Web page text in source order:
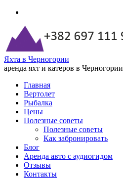
Яхта в Черногории
аренда яхт и катеров в Черногории
Главная
Вертолет
Рыбалка
Цены
Полезные советы
Полезные советы
Как забронировать
Блог
Аренда авто с аудиогидом
Отзывы
Контакты